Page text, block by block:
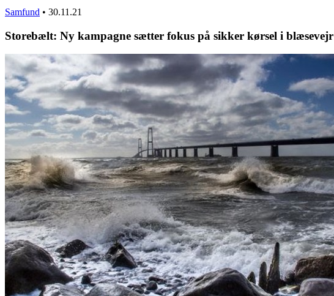
Samfund • 30.11.21
Storebælt: Ny kampagne sætter fokus på sikker kørsel i blæsevejr